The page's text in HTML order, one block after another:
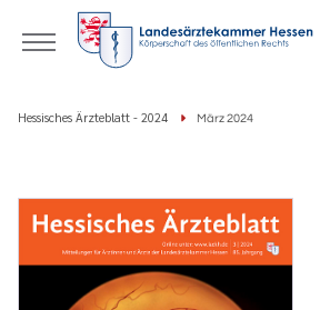
Hessisches Ärzteblatt - 2024 März 2024